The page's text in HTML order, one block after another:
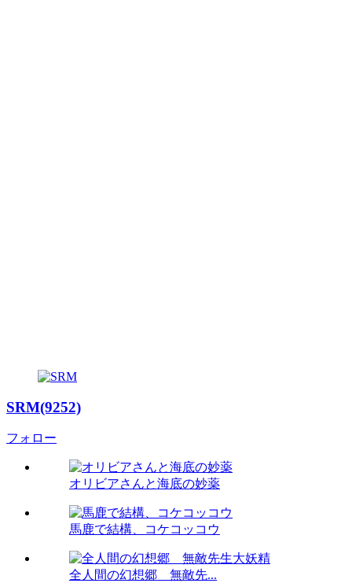
SRM(9252)
フォロー
オリビアさんと海底の妙薬
馬鹿で結構、コケコッコウ
全人間の幻想郷 無敵先...